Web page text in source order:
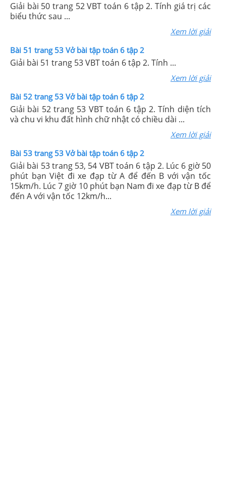
Giải bài 50 trang 52 VBT toán 6 tập 2. Tính giá trị các
biểu thức sau ...
Xem lời giải
Bài 51 trang 53 Vở bài tập toán 6 tập 2
Giải bài 51 trang 53 VBT toán 6 tập 2. Tính ...
Xem lời giải
Bài 52 trang 53 Vở bài tập toán 6 tập 2
Giải bài 52 trang 53 VBT toán 6 tập 2. Tính diện tích
và chu vi khu đất hình chữ nhật có chiều dài ...
Xem lời giải
Bài 53 trang 53 Vở bài tập toán 6 tập 2
Giải bài 53 trang 53, 54 VBT toán 6 tập 2. Lúc 6 giờ 50
phút bạn Việt đi xe đạp từ A để đến B với vận tốc
15km/h. Lúc 7 giờ 10 phút bạn Nam đi xe đạp từ B để
đến A với vận tốc 12km/h...
Xem lời giải